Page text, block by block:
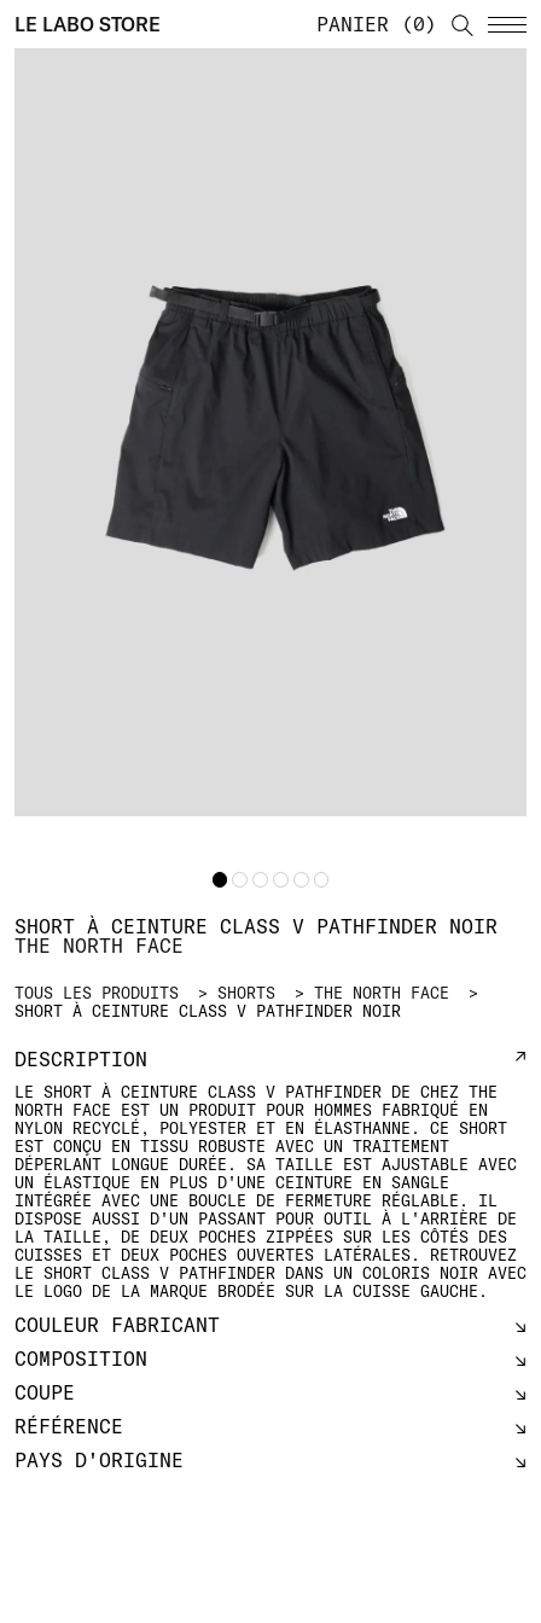
LE LABO STORE PANIER 0
TOUS LES PRODUITS SHORTS
THE NORTH FACE
SHORT À CEINTURE CLASS V PATHFINDER NOIR
SHORT À CEINTURE CLASS V PATHFINDER NOIR
THE NORTH FACE
DESCRIPTION
LE SHORT À CEINTURE CLASS V PATHFINDER DE CHEZ THE
NORTH FACE EST UN PRODUIT POUR HOMMES FABRIQUÉ EN
NYLON RECYCLÉ, POLYESTER ET EN ÉLASTHANNE. CE SHORT
EST CONÇU EN TISSU ROBUSTE AVEC UN TRAITEMENT
DÉPERLANT LONGUE DURÉE. SA TAILLE EST AJUSTABLE AVEC
UN ÉLASTIQUE EN PLUS D'UNE CEINTURE EN SANGLE
INTÉGRÉE AVEC UNE BOUCLE DE FERMETURE RÉGLABLE. IL
DISPOSE AUSSI D'UN PASSANT POUR OUTIL À L'ARRIÈRE DE
LA TAILLE, DE DEUX POCHES ZIPPÉES SUR LES CÔTÉS DES
CUISSES ET DEUX POCHES OUVERTES LATÉRALES. RETROUVEZ
LE SHORT CLASS V PATHFINDER DANS UN COLORIS NOIR AVEC
LE LOGO DE LA MARQUE BRODÉE SUR LA CUISSE GAUCHE.
COULEUR FABRICANT
COMPOSITION
COUPE
RÉFÉRENCE
PAYS D'ORIGINE